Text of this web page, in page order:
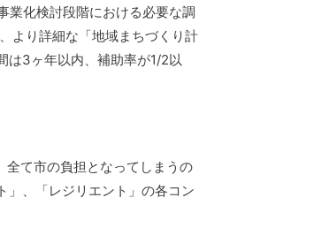
業化検討段階における必要な調
より詳細な「地域まちづくり計
は3ヶ年以内、補助率が1/2以
て市の負担となってしまうの
」、「レジリエント」の各コン